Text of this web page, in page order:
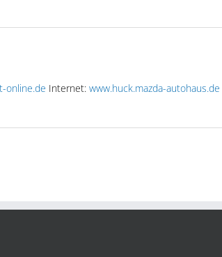
online.de Internet: www.huck.mazda-autohaus.de